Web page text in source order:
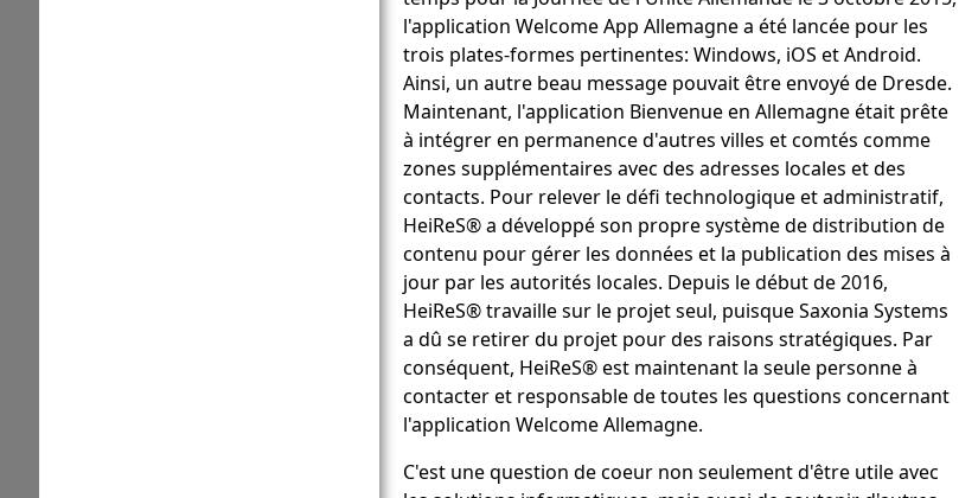
l'application Welcome App Allemagne a été lancée pour les
trois plates-formes pertinentes: Windows, iOS et Android.
Ainsi, un autre beau message pouvait être envoyé de Dresde.
Maintenant, l'application Bienvenue en Allemagne était prête
à intégrer en permanence d'autres villes et comtés comme
zones supplémentaires avec des adresses locales et des
contacts. Pour relever le défi technologique et administratif,
HeiReS® a développé son propre système de distribution de
contenu pour gérer les données et la publication des mises à
jour par les autorités locales. Depuis le début de 2016,
HeiReS® travaille sur le projet seul, puisque Saxonia Systems
a dû se retirer du projet pour des raisons stratégiques. Par
conséquent, HeiReS® est maintenant la seule personne à
contacter et responsable de toutes les questions concernant
l'application Welcome Allemagne.
C'est une question de coeur non seulement d'être utile avec